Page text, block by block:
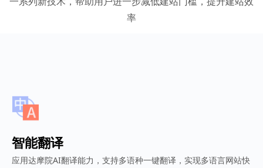
率
智能翻译
应用达摩院AI翻译能力，支持多语种一键翻译，实现多语言网站快